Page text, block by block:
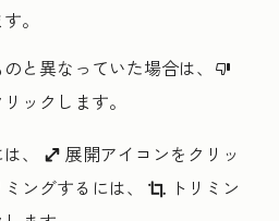
。
と異なっていた場合は、
thumbsDownIcon
ックします。
、
enlarge 展開アイコンをクリッ
ングするには、 cropIcon
トリミン